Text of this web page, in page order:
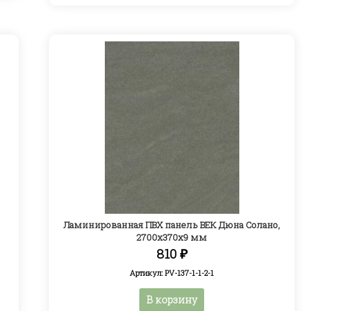
Ламинированная ПВХ панель ВЕК Дюна Солано,
2700х370х9 мм
810 ₽
Артикул: PV-137-1-1-2-1
В корзину